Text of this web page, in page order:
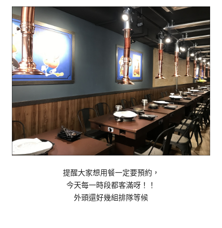
提醒大家想用餐一定要預約，
今天每一時段都客滿呀！！
外頭還好幾組排隊等候